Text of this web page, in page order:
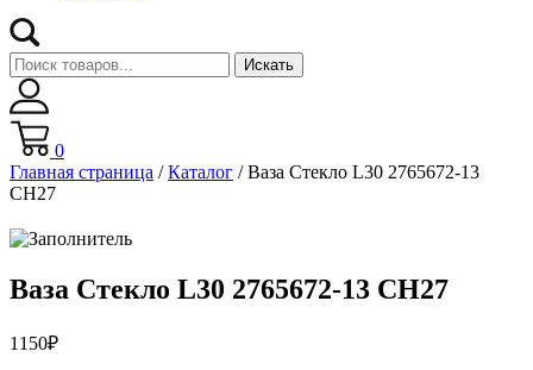
Искать
0
Главная страница /Каталог /Ваза Стекло L30 2765672-13
СН27
Ваза Стекло L30 2765672-13 СН27
1150₽